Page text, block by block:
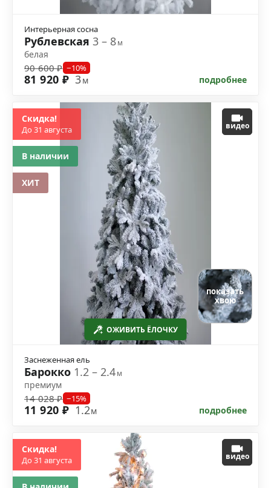
Интерьерная сосна
Рублевская 3 – 8м
белая
90 600 ₽ −10%
81 920 ₽ 3м подробнее
ОЖИВИТЬ ЁЛОЧКУ
видео
показать
хвою
Заснеженная ель
Барокко 1.2 – 2.4м
премиум
14 028 ₽ −15%
11 920 ₽ 1.2м подробнее
Скидка!
До 31 августа
В наличии
ХИТ
видео
Скидка!
До 31 августа